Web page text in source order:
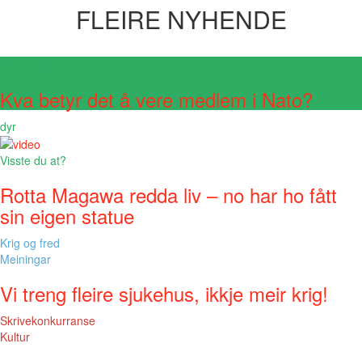
FLEIRE NYHENDE
Kva betyr det å vere medlem i Nato?
dyr
Visste du at?
Rotta Magawa redda liv – no har ho fått
sin eigen statue
Krig og fred
Meiningar
Vi treng fleire sjukehus, ikkje meir krig!
Skrivekonkurranse
Kultur